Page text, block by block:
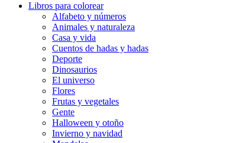
Libros para colorear
Alfabeto y números
Animales y naturaleza
Casa y vida
Cuentos de hadas y hadas
Deporte
Dinosaurios
El universo
Flores
Frutas y vegetales
Gente
Halloween y otoño
Invierno y navidad